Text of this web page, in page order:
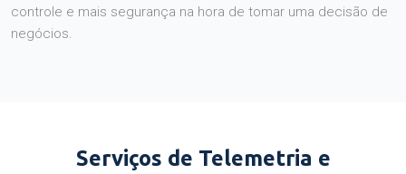
controle e mais segurança na hora de tomar uma decisão de
negócios.
Serviços de Telemetria e